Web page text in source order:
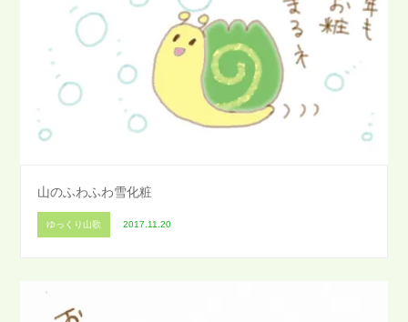
山のふわふわ雪化粧
ゆっくり山歌 2017.11.20